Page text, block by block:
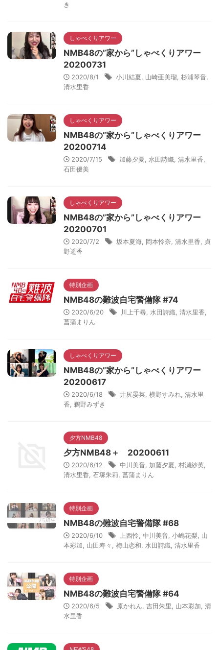
き
しゃべくりアワー
NMB48の”家から”しゃべくりアワー
20200731
2020/8/1 小川結夏 山崎亜美瑠 杉浦琴音
清水里香
しゃべくりアワー
NMB48の”家から”しゃべくりアワー
20200714
2020/7/15 加藤夕夏 水田詩織 清水里香
石田優美
しゃべくりアワー
NMB48の”家から”しゃべくりアワー
20200701
2020/7/2 坂本夏海 岡本怜奈 清水里香
貞
野遥香
特別企画
NMB48の難波自宅警備隊 #74
2020/6/20 川上千尋 水田詩織 清水里香
菖蒲まりん
しゃべくりアワー
NMB48の”家から”しゃべくりアワー
20200617
2020/6/18 井尻晏菜 横野すみれ 清水里
香
鵜野みずき
夕方NMB48
夕方NMB48＋ 20200611
2020/6/12 中川美音 加藤夕夏 村瀬紗英
清水里香 石塚朱莉 菖蒲まりん
特別企画
NMB48の難波自宅警備隊 #68
2020/6/10 上西怜 中川美音 小嶋花梨
山
本彩加
山田寿々 梅山恋和 水田詩織 清水里香
特別企画
NMB48の難波自宅警備隊 #64
2020/6/5 原かれん 吉田朱里 山本彩加 清
水里香